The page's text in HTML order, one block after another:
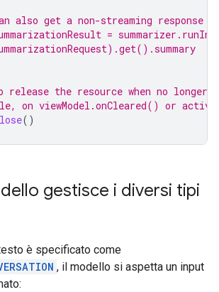
also get a non-streaming response
=
the resource when no longer
on viewModel.onCleared() or
()
gestisce i diversi tipi
è specificato come
, il modello si aspetta un input